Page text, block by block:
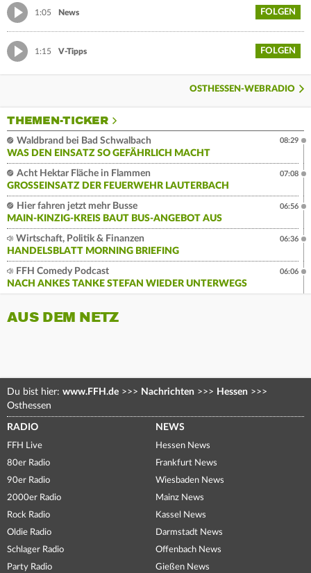
1:05 News FOLGEN
1:15 V-Tipps FOLGEN
OSTHESSEN-WEBRADIO
THEMEN-TICKER
Waldbrand bei Bad Schwalbach
WAS DEN EINSATZ SO GEFÄHRLICH MACHT
08:29
Acht Hektar Fläche in Flammen
GROSSEINSATZ DER FEUERWEHR LAUTERBACH
07:08
Hier fahren jetzt mehr Busse
MAIN-KINZIG-KREIS BAUT BUS-ANGEBOT AUS
06:56
Wirtschaft, Politik & Finanzen
HANDELSBLATT MORNING BRIEFING
06:36
FFH Comedy Podcast
NACH ANKES TANKE STEFAN WIEDER UNTERWEGS
06:06
AUS DEM NETZ
Du bist hier: www.FFH.de >>> Nachrichten >>> Hessen >>>
Osthessen
RADIO
FFH Live
80er Radio
90er Radio
2000er Radio
Rock Radio
Oldie Radio
Schlager Radio
Party Radio
NEWS
Hessen News
Frankfurt News
Wiesbaden News
Mainz News
Kassel News
Darmstadt News
Offenbach News
Gießen News